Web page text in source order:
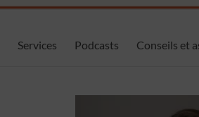
Services Podcasts Conseils et